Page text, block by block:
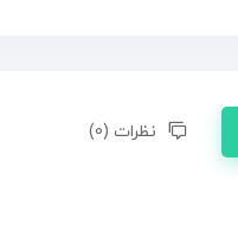
نظرات (0)